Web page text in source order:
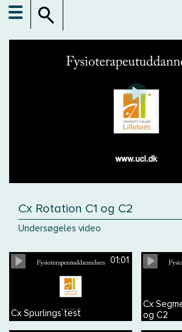
☰
Cx Rotation C1 og C2
Undersøgeles video
01:01
Cx Spurlings test
Cx
og C2